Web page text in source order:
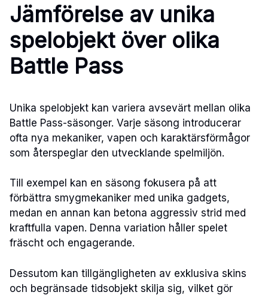
Jämförelse av unika
spelobjekt över olika
Battle Pass
Unika spelobjekt kan variera avsevärt mellan olika
Battle Pass-säsonger. Varje säsong introducerar
ofta nya mekaniker, vapen och karaktärsförmågor
som återspeglar den utvecklande spelmiljön.
Till exempel kan en säsong fokusera på att
förbättra smygmekaniker med unika gadgets,
medan en annan kan betona aggressiv strid med
kraftfulla vapen. Denna variation håller spelet
fräscht och engagerande.
Dessutom kan tillgängligheten av exklusiva skins
och begränsade tidsobjekt skilja sig, vilket gör